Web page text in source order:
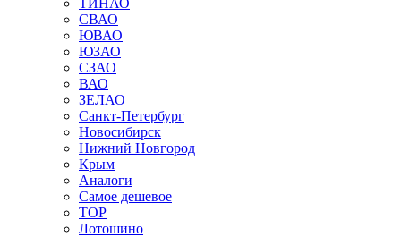
ТИНАО
СВАО
ЮВАО
ЮЗАО
СЗАО
ВАО
ЗЕЛАО
Санкт-Петербург
Новосибирск
Нижний Новгород
Крым
Аналоги
Самое дешевое
TOP
Лотошино